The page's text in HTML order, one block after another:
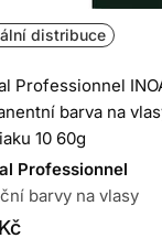
pokožku
barvení vlasů,
černou hennou.
distribuce
Professionnel
barva na
10 60g
Professionnel
barvy na vlasy